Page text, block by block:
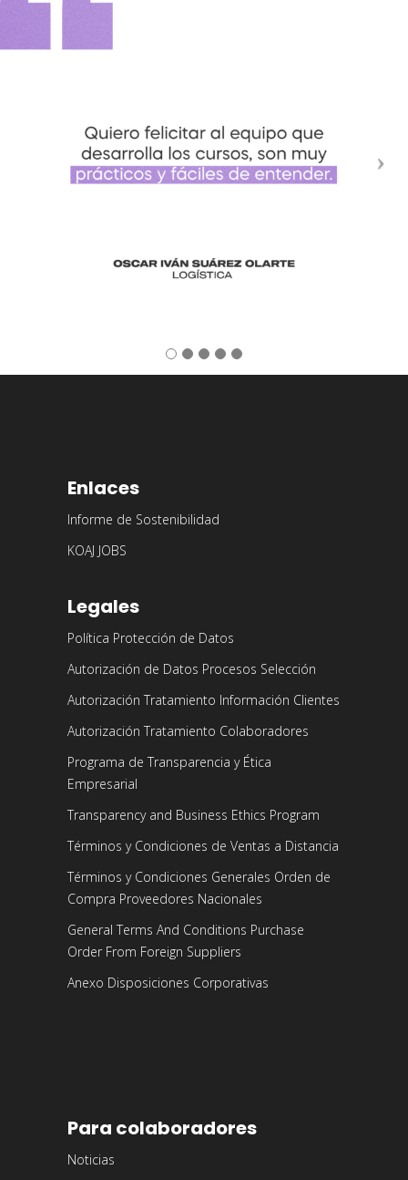
Enlaces
Informe de Sostenibilidad
KOAJ JOBS
Legales
Política Protección de Datos
Autorización de Datos Procesos Selección
Autorización Tratamiento Información Clientes
Autorización Tratamiento Colaboradores
Programa de Transparencia y Ética
Empresarial
Transparency and Business Ethics Program
Términos y Condiciones de Ventas a Distancia
Términos y Condiciones Generales Orden de
Compra Proveedores Nacionales
General Terms And Conditions Purchase
Order From Foreign Suppliers
Anexo Disposiciones Corporativas
Para colaboradores
Noticias